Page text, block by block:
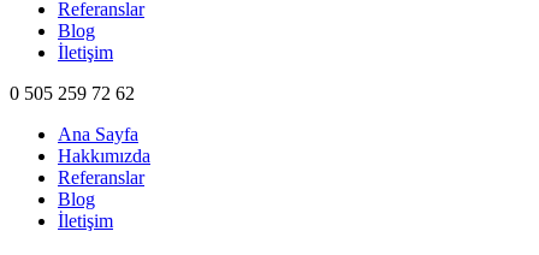
Referanslar
Blog
İletişim
0 505 259 72 62
Ana Sayfa
Hakkımızda
Referanslar
Blog
İletişim